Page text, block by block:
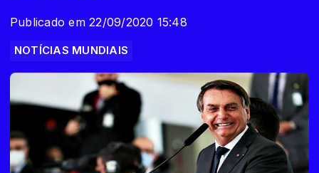
Publicado em 22/09/2020 15:48
NOTÍCIAS MUNDIAIS